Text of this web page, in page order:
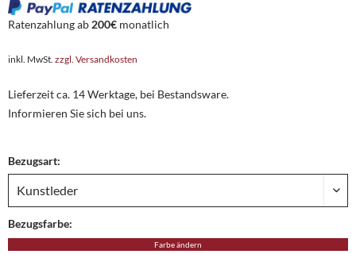
Ratenzahlung ab 200€ monatlich
inkl. MwSt. zzgl. Versandkosten
Lieferzeit ca. 14 Werktage, bei Bestandsware.
Informieren Sie sich bei uns.
Bezugsart:
Bezugsfarbe:
Farbe ändern